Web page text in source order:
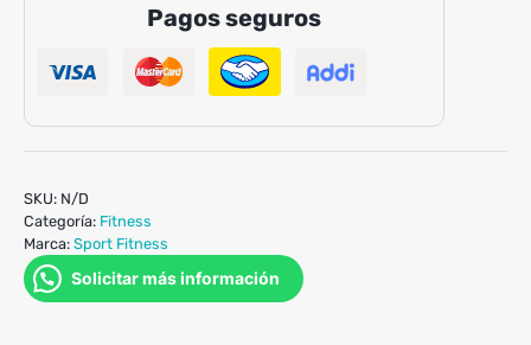
Pagos seguros
SKU: N/D
Categoría: Fitness
Marca: Sport Fitness
Solicitar más información